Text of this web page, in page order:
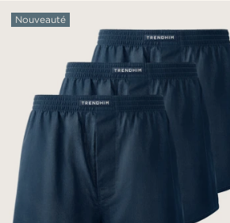
Nouveauté